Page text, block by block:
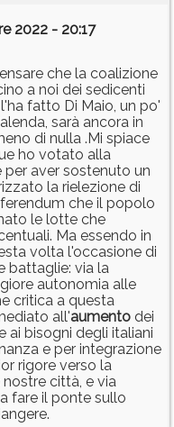
2022 - 20:17
che la coalizione
a noi dei sedicenti
fatto Di Maio, un po'
sarà ancora in
di nulla .Mi spiace
ho votato alla
per aver sostenuto un
la rielezione di
che il popolo
le lotte che
Ma essendo in
volta l'occasione di
battaglie: via la
autonomia alle
critica a questa
all'aumento dei
ai bisogni degli italiani
e per integrazione
rigore verso la
città, e via
fare il ponte sullo